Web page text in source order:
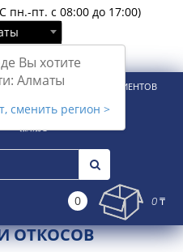
пн.-пт. с 08:00 до 17:00)
Вы хотите
Алматы
сменить регион >
И КОРПОРАТИВНЫХ КЛИЕНТОВ
0 0 ₸
ОТКОСОВ